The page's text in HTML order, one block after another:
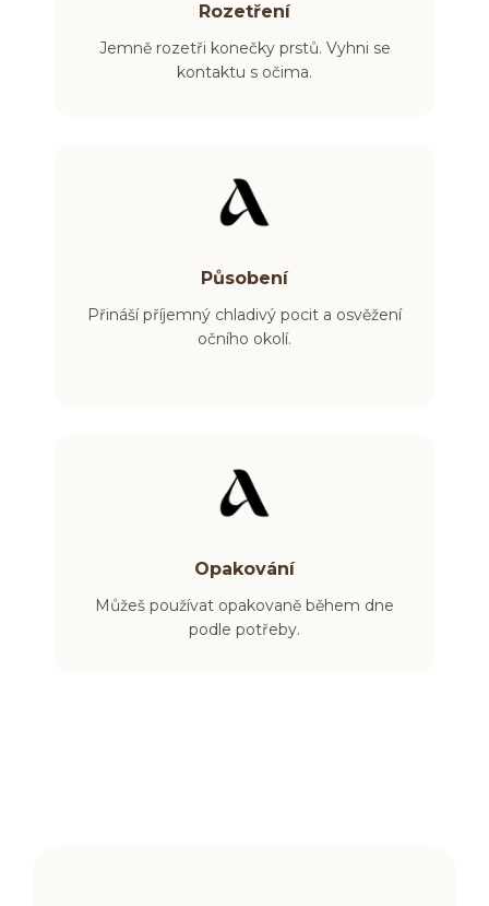
Rozetření
Jemně rozetři konečky prstů. Vyhni se
kontaktu s očima.
Působení
Přináší příjemný chladivý pocit a osvěžení
očního okolí.
Opakování
Můžeš používat opakovaně během dne
podle potřeby.